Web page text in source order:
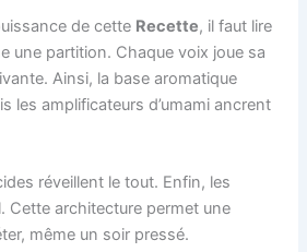
de cette Recette, il faut lire
une partition. Chaque voix joue sa
Ainsi, la base aromatique
les amplificateurs d’umami ancrent
réveillent le tout. Enfin, les
Cette architecture permet une
même un soir pressé.